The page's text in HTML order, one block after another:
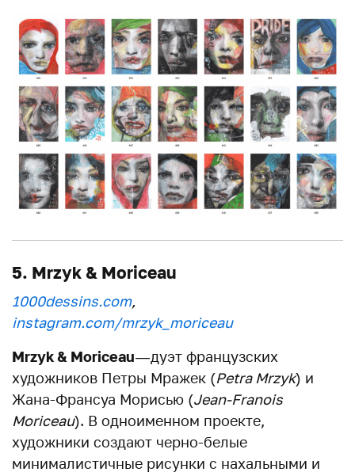
5. Mrzyk & Moriceau
1000dessins.com,
instagram.com/mrzyk_moriceau
Mrzyk & Moriceau— дуэт французских
художников Петры Мражек (Petra Mrzyk) и
Жана-Франсуа Морисью (Jean-Franois
Moriceau). В одноименном проекте,
художники создают черно-белые
минималистичные рисунки с нахальными и